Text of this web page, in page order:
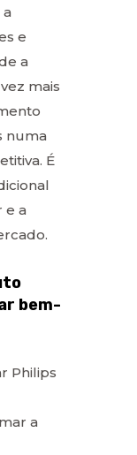
e
a
mais
numa
É
e a
bem-
Philips
a